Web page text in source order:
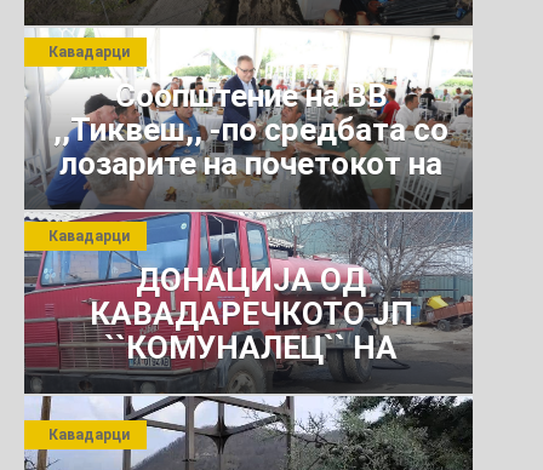
Соопштение на ВВ
,,Тиквеш,, -по средбата со
лозарите на почетокот на
јули 2026 г.
Кавадарци
ДОНАЦИЈА ОД
КАВАДАРЕЧКОТО ЈП
``КОМУНАЛЕЦ`` НА
РОСОМАНСКОТО ЈАВНО
ПРЕТПРИЈАТИЕ ЗА
КОМУНАЛНО УСЛУГИ
Кавадарци
Кавадарци